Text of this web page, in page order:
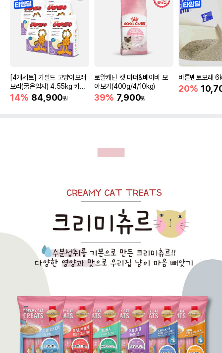
[4개세트] 가필드 고양이모래
보라(굵은입자) 4.55kg 카사
바모래
14% 84,900원
로얄캐닌 캣 마더&베이비 모
아보기(400g/4/10kg)
39% 7,900원
바른벤토모래
20%